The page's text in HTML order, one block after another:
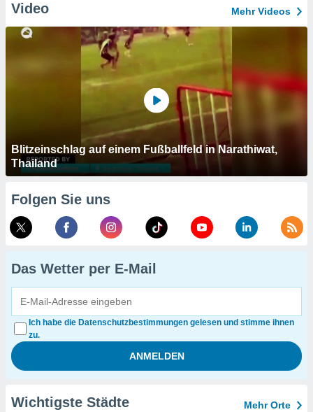
Video Mehr Videos
Blitzeinschlag auf einem Fußballfeld in Narathiwat,
Thailand
Folgen Sie uns
Das Wetter per E-Mail
Ich habe die Datenschutzbestimmungen gelesen und stimme ihnen
zu.
Wichtigste Städte Mehr Orte